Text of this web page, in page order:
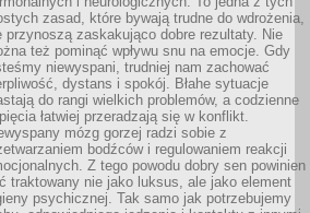
zasad, które bywają trudne do wdrożenia,
przynoszą zaskakująco dobre rezultaty. Nie
też pominąć wpływu snu na emocje. Gdy
niewyspani, trudniej nam zachować
dystans i spokój. Błahe sytuacje
do rangi wielkich problemów, a codzienne
łatwiej przeradzają się w konflikt.
mózg gorzej radzi sobie z
bodźców i regulowaniem reakcji
Z tego powodu dobry sen powinien
traktowany nie jako luksus, ale jako element
psychicznej. Tak samo jak potrzebujemy